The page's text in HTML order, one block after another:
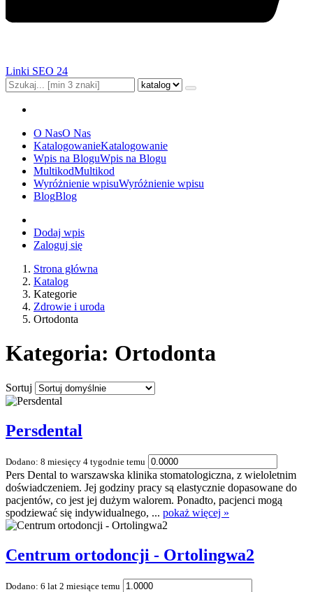
Linki SEO 24
O NasO Nas
KatalogowanieKatalogowanie
Wpis na BloguWpis na Blogu
MultikodMultikod
Wyróżnienie wpisuWyróżnienie wpisu
BlogBlog
Dodaj wpis
Zaloguj się
Strona główna
Katalog
Kategorie
Zdrowie i uroda
Ortodonta
Kategoria: Ortodonta
Sortuj
Persdental
Dodano: 8 miesięcy 4 tygodnie temu
Pers Dental to warszawska klinika stomatologiczna, z wieloletnim
doświadczeniem. Jej godziny pracy są elastycznie dopasowane do
pacjentów, co jest jej dużym walorem. Ponadto, pacjenci mogą
spodziewać się indywidualnego, ... pokaż więcej »
Centrum ortodoncji - Ortolingwa2
Dodano: 6 lat 2 miesiące temu